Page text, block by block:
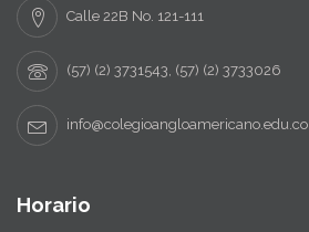
Calle 22B No. 121-111
(57) (2) 3731543, (57) (2) 3733026
info@colegioangloamericano.edu.co
Horario